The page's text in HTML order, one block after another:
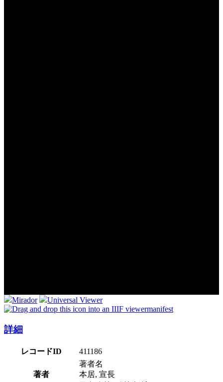
Mirador
Universal Viewer
manifest
詳細
レコードID 411186
著者
著者名
本居, 宣長